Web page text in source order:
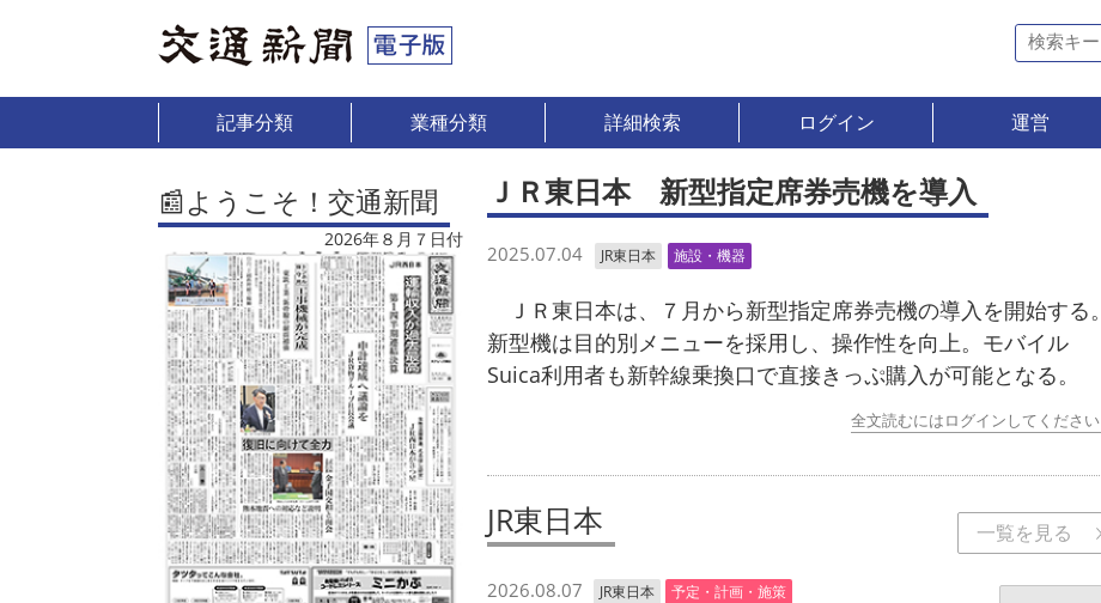
記事分類 業種分類 詳細検索 ログイン 運営
📰ようこそ！交通新聞
2026年８月７日付
ＪＲ東日本 新型指定席券売機を導入
2025.07.04 JR東日本 施設・機器
ＪＲ東日本は、７月から新型指定席券売機の導入を開始する。
新型機は目的別メニューを採用し、操作性を向上。モバイル
Suica利用者も新幹線乗換口で直接きっぷ購入が可能となる。
全文読むにはログインしてください
JR東日本 一覧を見る
2026.08.07 JR東日本 予定・計画・施策